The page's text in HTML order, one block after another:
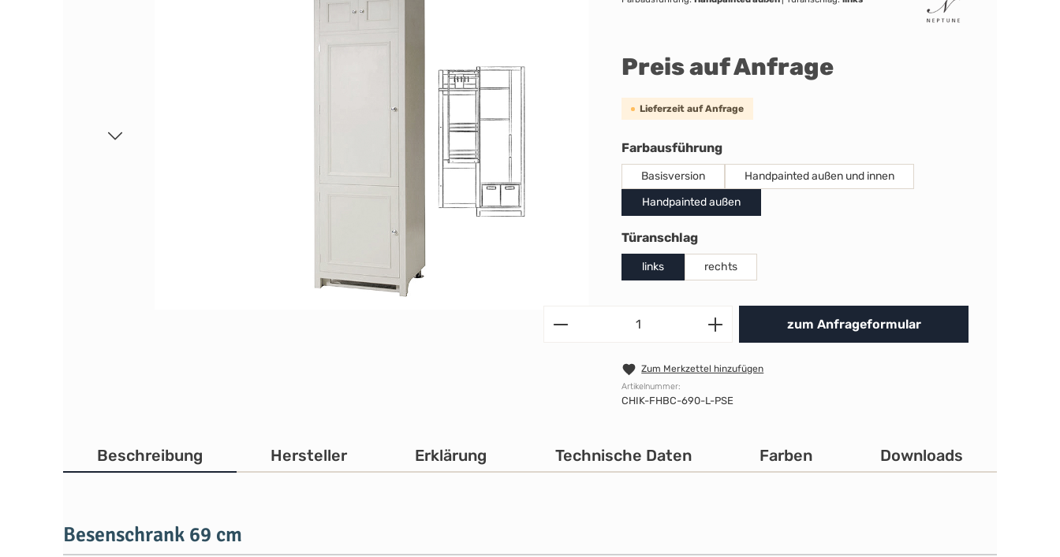
Preis auf Anfrage
Lieferzeit auf Anfrage
Farbausführungauswählen
Basisversion
Handpainted außen und innen
Handpainted außen
Türanschlagauswählen
links rechts
Produkt Anzahl: Gib den
zum Anfrageformular
Zum Merkzettel hinzufügen
Artikelnummer:
CHIK-FHBC-690-L-PSE
Beschreibung Hersteller Erklärung Technische Daten Farben Downloads
Besenschrank 69 cm